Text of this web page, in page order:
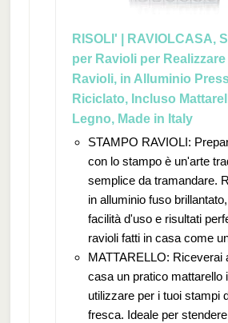
RISOLI' | RAVIOLCASA,
per Ravioli per Realizzare
Ravioli, in Alluminio
Riciclato, Incluso
Legno, Made in Italy
STAMPO RAVIOLI:
con lo stampo è un'arte
semplice da tramandare.
in alluminio fuso
facilità d'uso e risultati
ravioli fatti in casa come
MATTARELLO: Riceverai
casa un pratico mattarello
utilizzare per i tuoi stampi
fresca. Ideale per